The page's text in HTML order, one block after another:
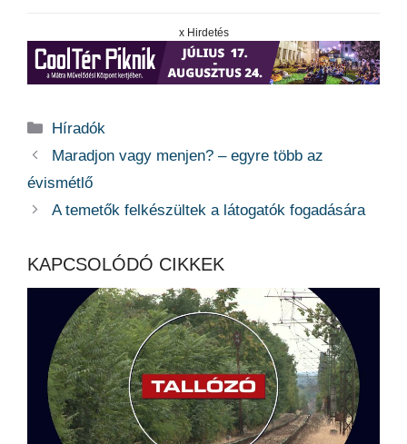
x Hirdetés
Kategória
Híradók
Maradjon vagy menjen? – egyre több az
évismétlő
A temetők felkészültek a látogatók fogadására
KAPCSOLÓDÓ CIKKEK